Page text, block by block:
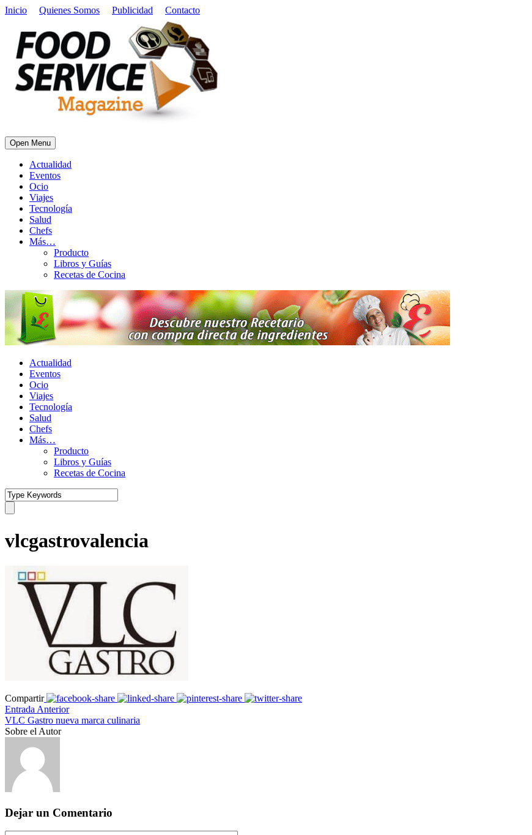
Inicio Quienes Somos Publicidad Contacto
Open Menu
Actualidad
Eventos
Ocio
Viajes
Tecnología
Salud
Chefs
Más…
Producto
Libros y Guías
Recetas de Cocina
Actualidad
Eventos
Ocio
Viajes
Tecnología
Salud
Chefs
Más…
Producto
Libros y Guías
Recetas de Cocina
vlcgastrovalencia
Compartir
Entrada Anterior
VLC Gastro nueva marca culinaria
Sobre el Autor
Dejar un Comentario